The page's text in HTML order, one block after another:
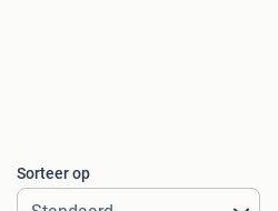
Sorteer op